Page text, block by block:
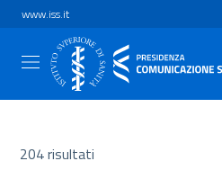
www.iss.it
204 risultati